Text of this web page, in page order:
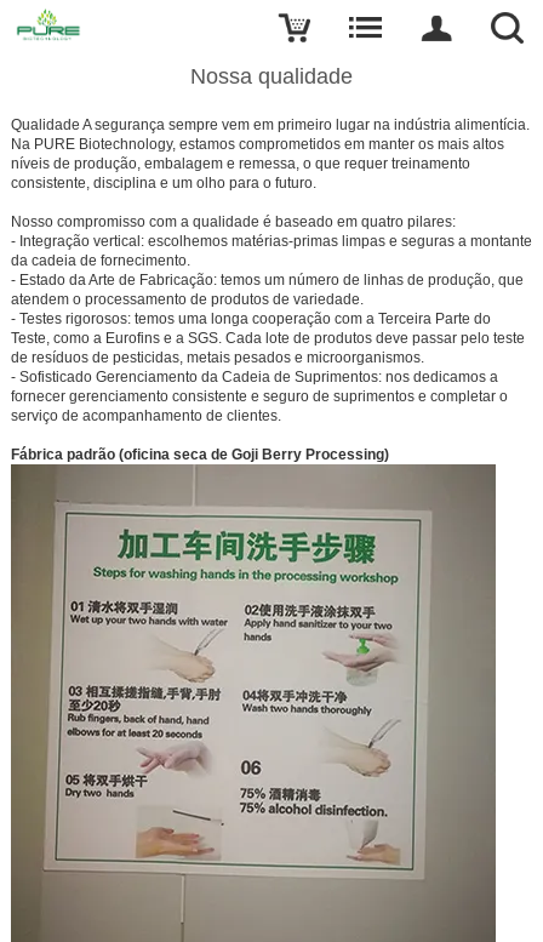
Nossa qualidade
Qualidade A segurança sempre vem em primeiro lugar na indústria alimentícia.
Na PURE Biotechnology, estamos comprometidos em manter os mais altos
níveis de produção, embalagem e remessa, o que requer treinamento
consistente, disciplina e um olho para o futuro.
Nosso compromisso com a qualidade é baseado em quatro pilares:
- Integração vertical: escolhemos matérias-primas limpas e seguras a montante
da cadeia de fornecimento.
- Estado da Arte de Fabricação: temos um número de linhas de produção, que
atendem o processamento de produtos de variedade.
- Testes rigorosos: temos uma longa cooperação com a Terceira Parte do
Teste, como a Eurofins e a SGS. Cada lote de produtos deve passar pelo teste
de resíduos de pesticidas, metais pesados e microorganismos.
- Sofisticado Gerenciamento da Cadeia de Suprimentos: nos dedicamos a
fornecer gerenciamento consistente e seguro de suprimentos e completar o
serviço de acompanhamento de clientes.
Fábrica padrão (oficina seca de Goji Berry Processing)